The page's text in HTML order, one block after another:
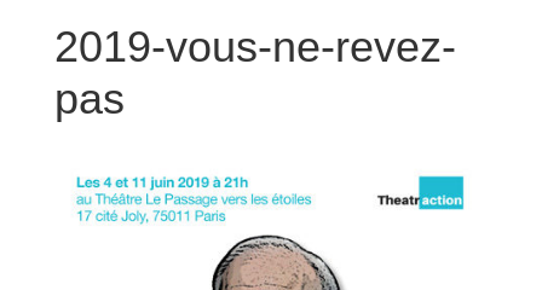
2019-vous-ne-revez-
pas